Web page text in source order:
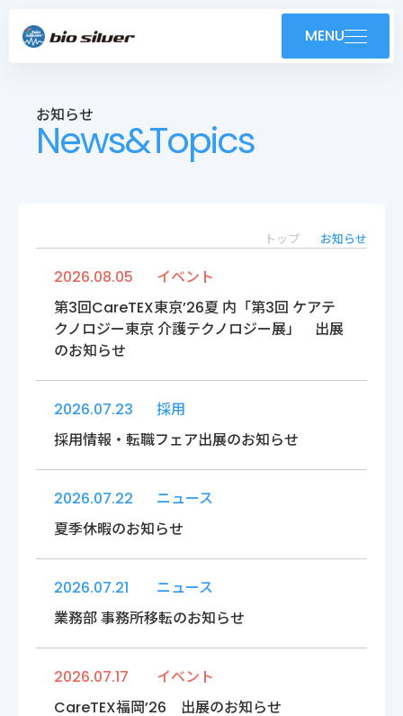
MENU
製品紹介
技術紹介・OEM
会社案内
採用情報
株式会社バイオシルバー
〒222-0033
神奈川県横浜市港北区新横浜2-14-4 シルバービル1F
プライバシーポリシー
免責事項
お知らせ
News&Topics
トップ お知らせ
2026.08.05
イベント
第3回CareTEX東京’26夏 内「第3回 ケアテ
クノロジー東京 介護テクノロジー展」 出展
のお知らせ
2026.07.23
採用
採用情報・転職フェア出展のお知らせ
2026.07.22
ニュース
夏季休暇のお知らせ
2026.07.21
ニュース
業務部 事務所移転のお知らせ
2026.07.17
イベント
CareTEX福岡’26 出展のお知らせ